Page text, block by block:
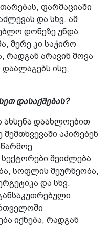
ფარმაციაში
და სხვ. ამ
დონეზე უნდა
მერე კი საჭირო
რადგან არავინ მოვა
ისე,
დასაქმებას?
ახსენა დაახლოებით
აპირებენ
შეიძლება
სოფლის მეურნეობა,
და სხვ.
იქნება, რადგან